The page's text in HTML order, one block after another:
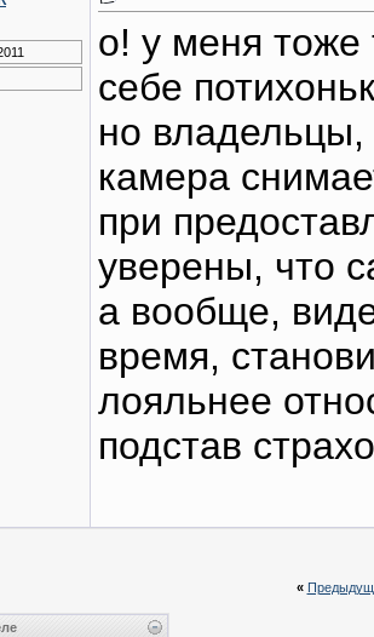
о! у меня тоже
себе
но владельцы,
камера
при
уверены, что
а вообще,
время,
лояльнее
подстав
«